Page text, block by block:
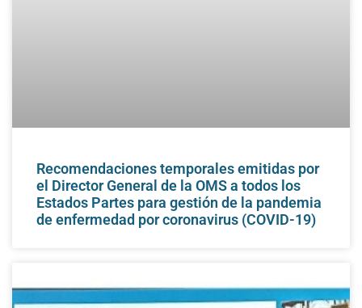
Recomendaciones temporales emitidas por
el Director General de la OMS a todos los
Estados Partes para gestión de la pandemia
de enfermedad por coronavirus (COVID-19)